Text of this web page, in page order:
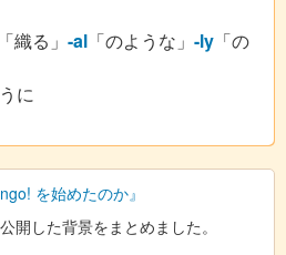
「織る」 -al 「のような」 -ly 「の
に
を始めたのか』
開した背景をまとめました。